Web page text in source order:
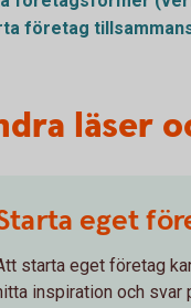
företag
läser
eget
starta eget företag
inspiration och svar